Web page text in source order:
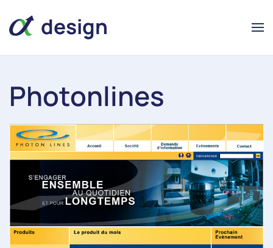
design
alpha
design
Photonlines